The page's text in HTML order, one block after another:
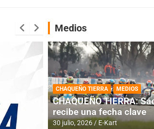
Medios
CHAQUEÑO TIERRA MEDIOS
CHAQUEÑO TIERRA:
recibe una fecha clave
30 julio, 2026 E-Kart